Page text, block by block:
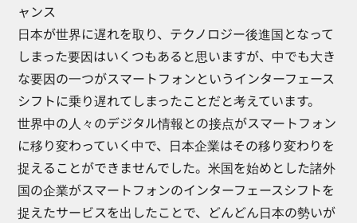
ャンス
日本が世界に遅れを取り、テクノロジー後進国となって
しまった要因はいくつもあると思いますが、中でも大き
な要因の一つがスマートフォンというインターフェース
シフトに乗り遅れてしまったことだと考えています。
世界中の人々のデジタル情報との接点がスマートフォン
に移り変わっていく中で、日本企業はその移り変わりを
捉えることができませんでした。米国を始めとした諸外
国の企業がスマートフォンのインターフェースシフトを
捉えたサービスを出したことで、どんどん日本の勢いが